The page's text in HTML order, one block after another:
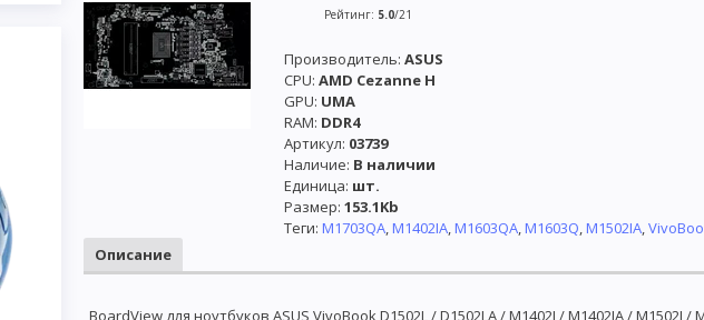
Рейтинг: 5.0/21
Производитель: ASUS
CPU: AMD Cezanne H
GPU: UMA
RAM: DDR4
Артикул: 03739
Наличие: В наличии
Единица: шт.
Размер: 153.1Kb
Теги: M1703QA,M1402IA,M1603QA,M1603Q,M1502IA,
Описание
BoardView для ноутбуков ASUS VivoBook D1502L / D1502LA / M1402I / M1402IA / M1502I /